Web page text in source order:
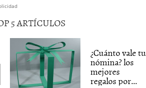
5 ARTÍCULOS
¿Cuánto vale tu
nómina? los
mejores
regalos por...